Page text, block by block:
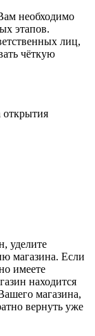
необходимо
этапов.
лиц,
чёткую
уделите
магазина. Если
имеете
находится
магазина,
вернуть уже